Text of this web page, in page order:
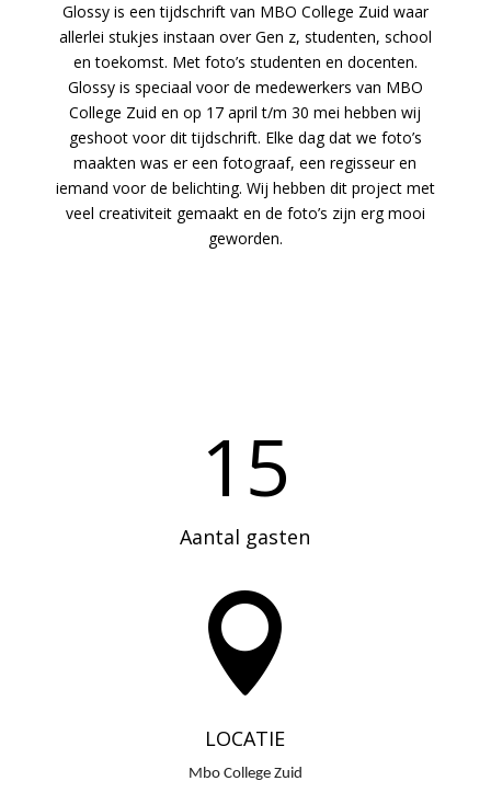
Glossy is een tijdschrift van MBO College Zuid waar
allerlei stukjes instaan over Gen z, studenten, school
en toekomst. Met foto’s studenten en docenten.
Glossy is speciaal voor de medewerkers van MBO
College Zuid en op 17 april t/m 30 mei hebben wij
geshoot voor dit tijdschrift. Elke dag dat we foto’s
maakten was er een fotograaf, een regisseur en
iemand voor de belichting. Wij hebben dit project met
veel creativiteit gemaakt en de foto’s zijn erg mooi
geworden.
15
Aantal gasten

LOCATIE
Mbo College Zuid